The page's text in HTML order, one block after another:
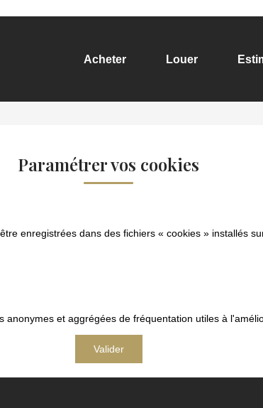
Acheter Louer
Paramétrer vos cookies
enregistrées dans des fichiers « cookies » installés
et aggrégées de fréquentation utiles à
Valider